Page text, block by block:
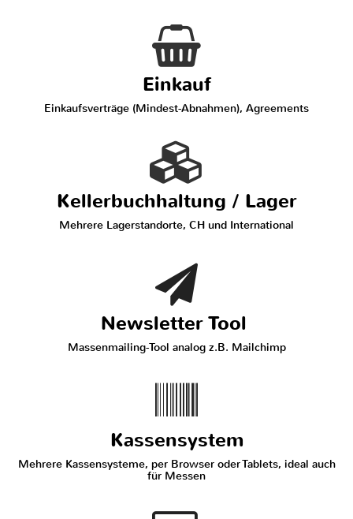
Einkauf
Einkaufsverträge (Mindest-Abnahmen), Agreements
Kellerbuchhaltung / Lager
Mehrere Lagerstandorte, CH und International
Newsletter Tool
Massenmailing-Tool analog z.B. Mailchimp
Kassensystem
Mehrere Kassensysteme, per Browser oder Tablets, ideal auch
für Messen